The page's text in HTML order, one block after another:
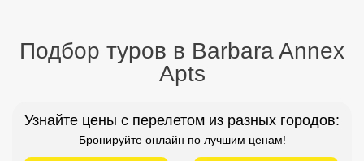
Подбор туров в Barbara Annex
Apts
Узнайте цены с перелетом из разных городов:
Бронируйте онлайн по лучшим ценам!